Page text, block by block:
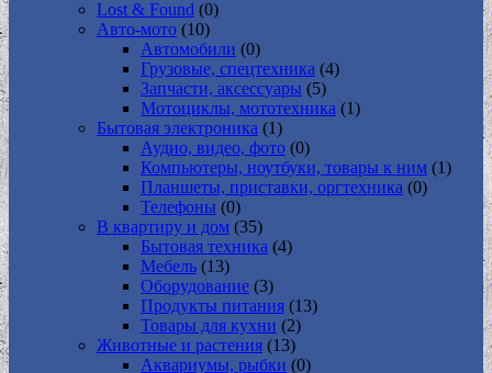
Lost & Found (0)
Авто-мото (10)
Автомобили (0)
Грузовые, спецтехника (4)
Запчасти, аксессуары (5)
Мотоциклы, мототехника (1)
Бытовая электроника (1)
Аудио, видео, фото (0)
Компьютеры, ноутбуки, товары к ним (1)
Планшеты, приставки, оргтехника (0)
Телефоны (0)
В квартиру и дом (35)
Бытовая техника (4)
Мебель (13)
Оборудование (3)
Продукты питания (13)
Товары для кухни (2)
Животные и растения (13)
Аквариумы, рыбки (0)